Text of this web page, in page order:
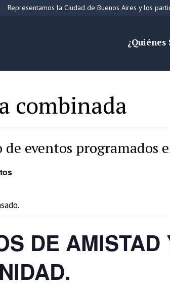
Representamos la Ciudad de Buenos Aires y los
¿Quiénes
combinada
de eventos programados
DE